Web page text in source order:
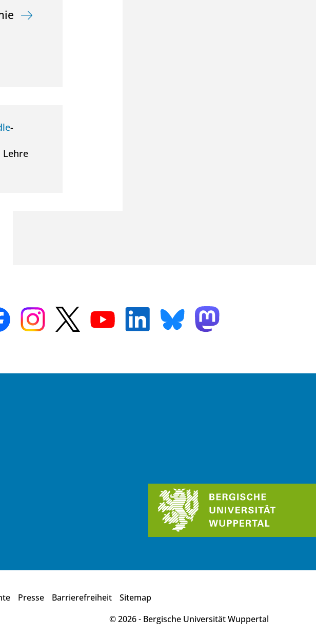
-
Lehre
Presse Barrierefreiheit
Sitemap
© 2026 - Bergische Universität Wuppertal